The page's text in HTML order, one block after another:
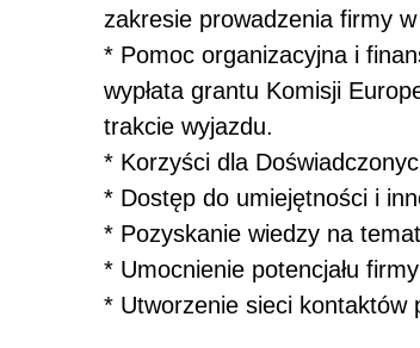
zakresie prowadzenia firmy
* Pomoc organizacyjna i
wypłata grantu Komisji
trakcie wyjazdu.
* Korzyści dla
* Dostęp do umiejętności i
* Pozyskanie wiedzy na
* Umocnienie potencjału
* Utworzenie sieci kontaktów